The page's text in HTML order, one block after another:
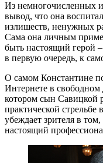
Из немногочисленных
вывод, что она
излишеств, ненужных
Сама она личным
быть настоящий герой
в первую очередь, к
О самом Константине
Интернете в
котором сын Савицкой
практической стрельбе
убеждает зрителя в
настоящий